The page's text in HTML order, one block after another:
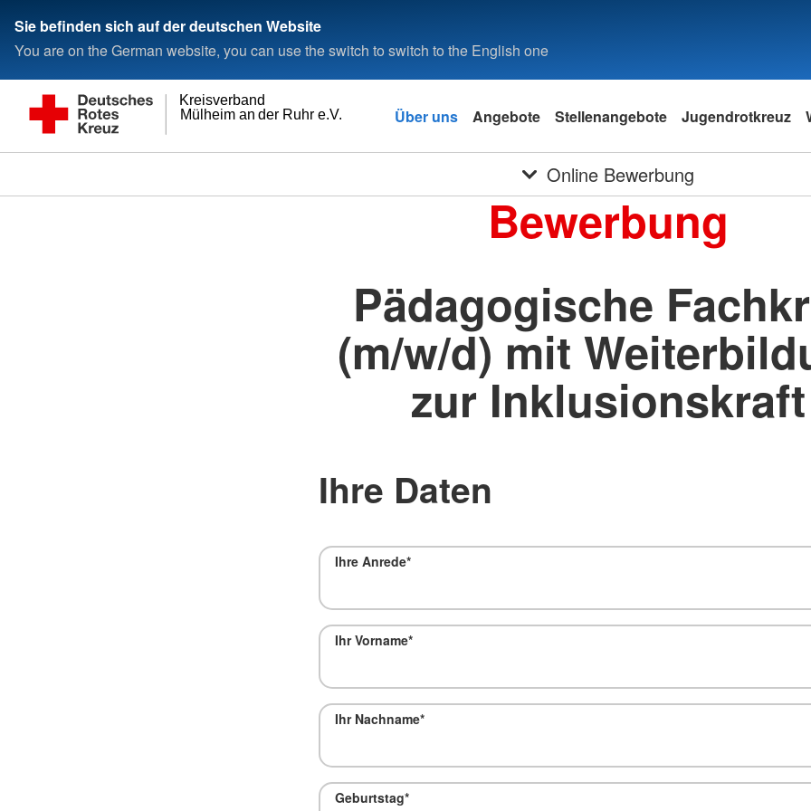
Sie befinden sich auf der deutschen Website
You are on the German website, you can use the switch to switch to the English one
Mülheim an der Ruhr e.V.
Kreisverband
Über uns Angebote Stellenangebote Jugendrotkreuz
Online Bewerbung
Bewerbung
Pädagogische
(m/w/d) mit
zur Inklusionskraft
Ihre Daten
Ihre Anrede*
Ihr Vorname*
Ihr Nachname*
Geburtstag*